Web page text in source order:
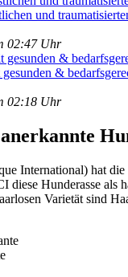
und
02:47 Uhr
&
02:18 Uhr
Inter­na­tio­nal) hat
Hun­de­ras­se als
Varie­tät sind